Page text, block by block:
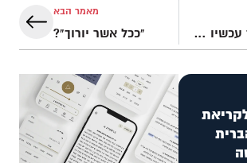
למה לחזור עכשיו בתשובה, אפשר פשוט לחכות למשיח שיגיע ועד אז להנות מהחיים
מאמר הבא
"ככל אשר יורוך"?